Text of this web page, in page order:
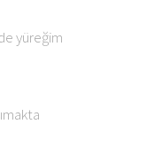
yüreğim